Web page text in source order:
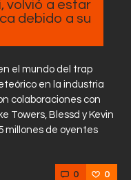
volvió a estar
debido a su
el mundo del trap
en la industria
colaboraciones con
Towers, Blessd y Kevin
millones de oyentes
0 0